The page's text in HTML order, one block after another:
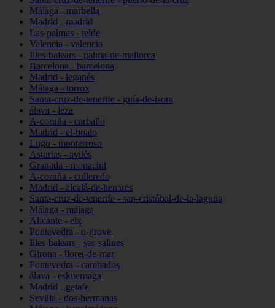
Málaga - marbella
Madrid - madrid
Las-palmas - telde
Valencia - valencia
Illes-balears - palma-de-mallorca
Barcelona - barcelona
Madrid - leganés
Málaga - torrox
Santa-cruz-de-tenerife - guía-de-isora
álava - leza
A-coruña - carballo
Madrid - el-boalo
Lugo - monterroso
Asturias - avilés
Granada - monachil
A-coruña - culleredo
Madrid - alcalá-de-henares
Santa-cruz-de-tenerife - san-cristóbal-de-la-laguna
Málaga - málaga
Alicante - elx
Pontevedra - o-grove
Illes-balears - ses-salines
Girona - lloret-de-mar
Pontevedra - cambados
álava - eskuernaga
Madrid - getafe
Sevilla - dos-hermanas